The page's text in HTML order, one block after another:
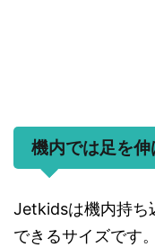
機内では足を
Jetkidsは機内持ち
できるサイズです。